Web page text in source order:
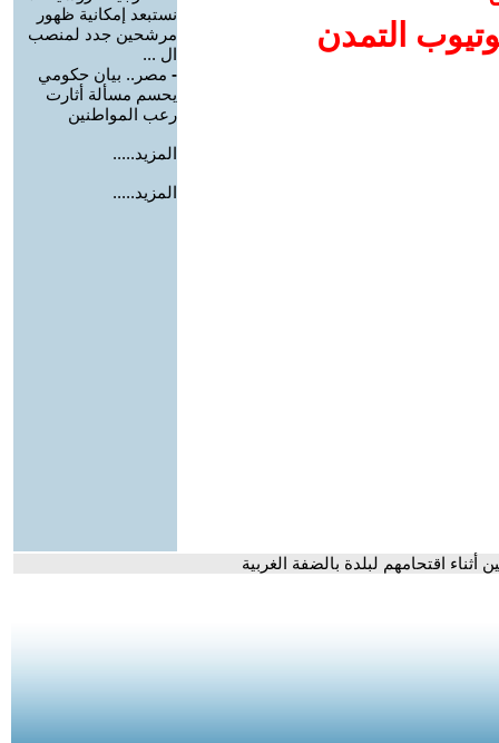
التمدن
نستبعد إمكانية ظهور
مرشحين جدد لمنصب
ال ...
- مصر.. بيان حكومي
يحسم مسألة أثارت
رعب المواطنين
المزيد.....
المزيد.....
اقتحامهم لبلدة بالضفة الغربية